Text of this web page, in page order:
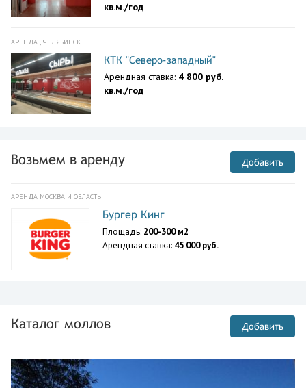
кв.м./год
АРЕНДА , ЧЕЛЯБИНСК
КТК "Северо-западный"
Арендная ставка: 4 800 руб.
кв.м./год
Возьмем в аренду Добавить
АРЕНДА МОСКВА И ОБЛАСТЬ
Бургер Кинг
Площадь: 200-300 м2
Арендная ставка: 45 000 руб.
Каталог моллов Добавить